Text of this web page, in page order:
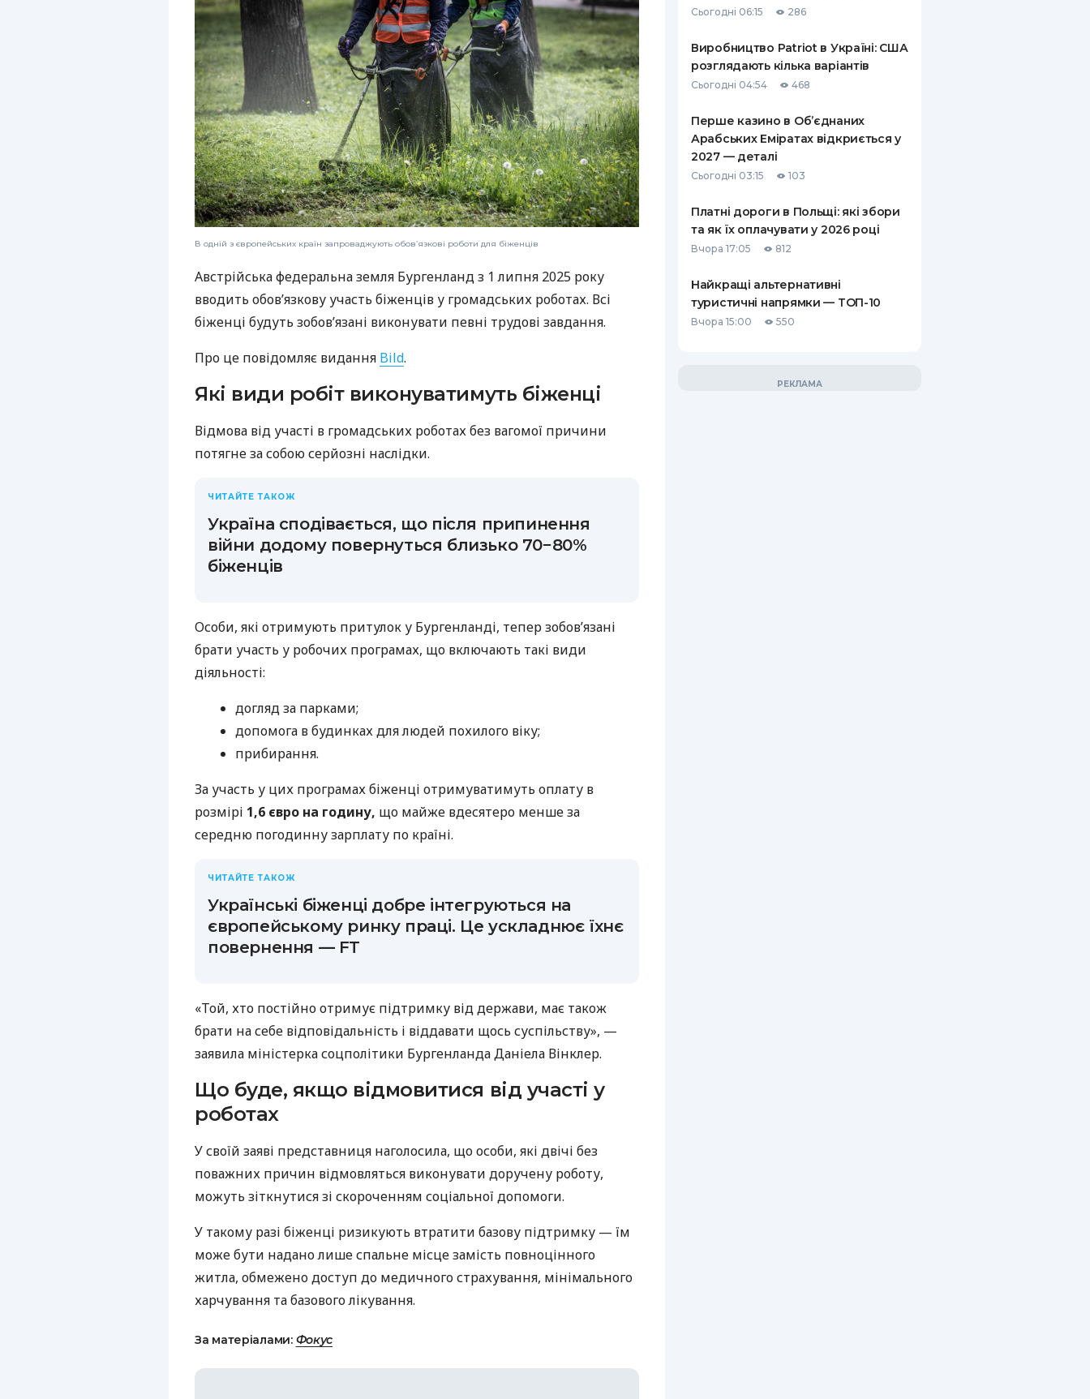
РЕЙТИНГ ДЕБЕТОВИХ
КАРТОК
ЩОМІСЯЧНИЙ ОГЛЯД
КЕШБЕКУ
ПУТІВНИКИ ПО
БАНКІВСЬКИХ КАРТКАХ
СТРАХУВАННЮ
ВСІ СТРАХОВІ ПОЛІСИ
ВІДГУКИ ПРО СТРАХОВІ
КОМПАНІЇ
КОНТАКТИ
В одній з європейських країн запроваджують обов’язкові роботи для біженців
Австрійська федеральна земля Бургенланд з 1 липня 2025 року
вводить обов’язкову участь біженців у громадських роботах. Всі
біженці будуть зобов’язані виконувати певні трудові завдання.
Про це повідомляє видання Bild.
Які види робіт виконуватимуть біженці
Відмова від участі в громадських роботах без вагомої причини
потягне за собою серйозні наслідки.
ЧИТАЙТЕ ТАКОЖ
Україна сподівається, що після припинення
війни додому повернуться близько 70−80%
біженців
Особи, які отримують притулок у Бургенланді, тепер зобов’язані
брати участь у робочих програмах, що включають такі види
діяльності:
догляд за парками;
допомога в будинках для людей похилого віку;
прибирання.
За участь у цих програмах біженці отримуватимуть оплату в
розмірі 1,6 євро на годину, що майже вдесятеро менше за
середню погодинну зарплату по країні.
ЧИТАЙТЕ ТАКОЖ
Українські біженці добре інтегруються на
європейському ринку праці. Це ускладнює їхнє
повернення — FT
«Той, хто постійно отримує підтримку від держави, має також
брати на себе відповідальність і віддавати щось суспільству», —
заявила міністерка соцполітики Бургенланда Даніела Вінклер.
Що буде, якщо відмовитися від участі у
роботах
У своїй заяві представниця наголосила, що особи, які двічі без
поважних причин відмовляться виконувати доручену роботу,
можуть зіткнутися зі скороченням соціальної допомоги.
У такому разі біженці ризикують втратити базову підтримку — їм
може бути надано лише спальне місце замість повноцінного
житла, обмежено доступ до медичного страхування, мінімального
харчування та базового лікування.
За матеріалами: Фокус
Сьогодні 06:15 286
Виробництво Patriot в Україні: США
розглядають кілька варіантів
Сьогодні 04:54 468
Перше казино в Об’єднаних
Арабських Еміратах відкриється у
2027 — деталі
Сьогодні 03:15 103
Платні дороги в Польщі: які збори
та як їх оплачувати у 2026 році
Вчора 17:05 812
Найкращі альтернативні
туристичні напрямки — ТОП-10
Вчора 15:00 550